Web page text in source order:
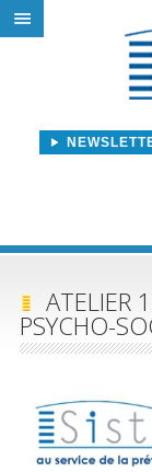
ATELIER
PSYCHO-